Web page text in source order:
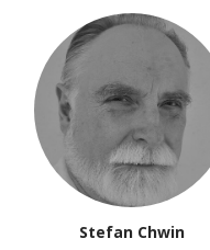
Stefan Chwin